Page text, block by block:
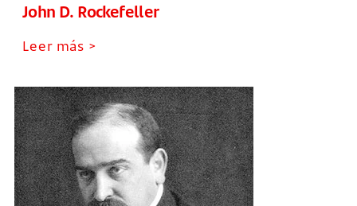
John D. Rockefeller
Leer más >